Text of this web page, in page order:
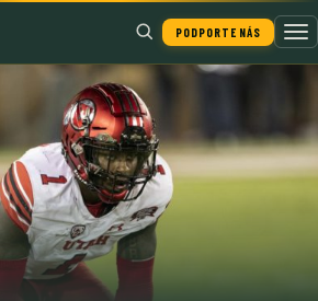
PODPORTE NÁS